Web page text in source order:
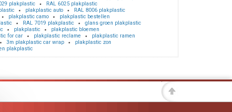
plakplastic
RAL 6025 plakplastic
plakplastic auto
RAL 8006 plakplastic
plakplastic camo
plakplastic bestellen
RAL 7019 plakplastic
glans groen plakplastic
plakplastic
plakplastic bloemen
for car plakplastic reclame
plakplastic ramen
3m plakplastic car wrap
plakplastic zon
plakplastic